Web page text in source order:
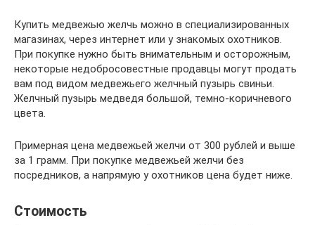
Купить медвежью желчь можно в специализированных
магазинах, через интернет или у знакомых охотников.
При покупке нужно быть внимательным и осторожным,
некоторые недобросовестные продавцы могут продать
вам под видом медвежьего желчный пузырь свиньи.
Желчный пузырь медведя большой, темно-коричневого
цвета.
Примерная цена медвежьей желчи от 300 рублей и выше
за 1 грамм. При покупке медвежьей желчи без
посредников, а напрямую у охотников цена будет ниже.
Стоимость